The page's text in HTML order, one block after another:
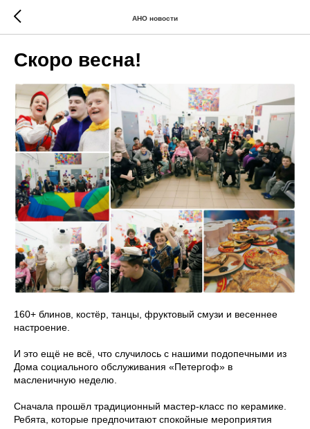
АНО новости
Скоро весна!
160+ блинов, костёр, танцы, фруктовый смузи и весеннее
настроение.
И это ещё не всё, что случилось с нашими подопечными из
Дома социального обслуживания «Петергоф» в
масленичную неделю.
Сначала прошёл традиционный мастер-класс по керамике.
Ребята, которые предпочитают спокойные мероприятия